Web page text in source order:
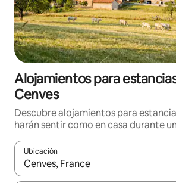
Alojamientos para
Cenves
Descubre alojamientos para
harán sentir como en casa durante
Ubicación
Cuando los resultados estén